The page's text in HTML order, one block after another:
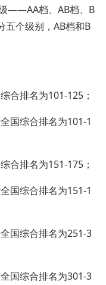
——AA档、AB档、B
五个级别，AB档和B
合排名为101-125；
国综合排名为101-1
合排名为151-175；
国综合排名为151-1
国综合排名为251-3
国综合排名为301-3